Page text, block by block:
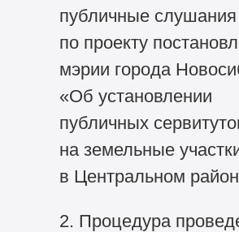
публичные слушания
по проекту
мэрии города
«Об установлении
публичных
на земельные
в Центральном
2. Процедура